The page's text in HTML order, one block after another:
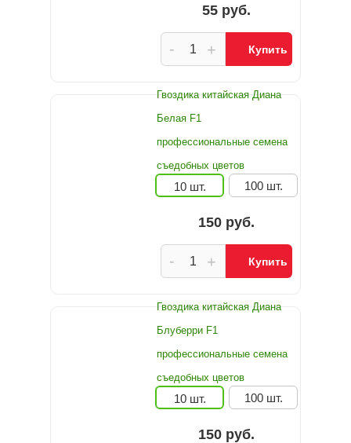
55 руб.
+
- Купить
Гвоздика китайская Диана
Белая F1
профессиональные семена
съедобных цветов
10 шт. 100 шт.
150 руб.
+
- Купить
Гвоздика китайская Диана
Блуберри F1
профессиональные семена
съедобных цветов
10 шт. 100 шт.
150 руб.